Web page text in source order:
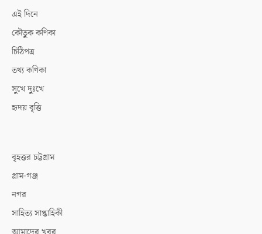
এই দিনে
কৌতুক কণিকা
চিঠিপত্র
তথ্য কণিকা
সুখে দুঃখে
হৃদয় বৃত্তি
বৃহত্তর চট্টগ্রাম
গ্রাম-গঞ্জ
নগর
সাহিত্য সাপ্তাহিকী